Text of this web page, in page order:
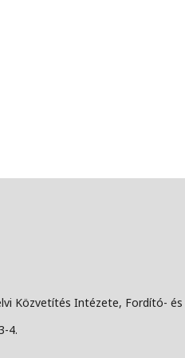
Közvetítés Intézete, Fordító- és
4.